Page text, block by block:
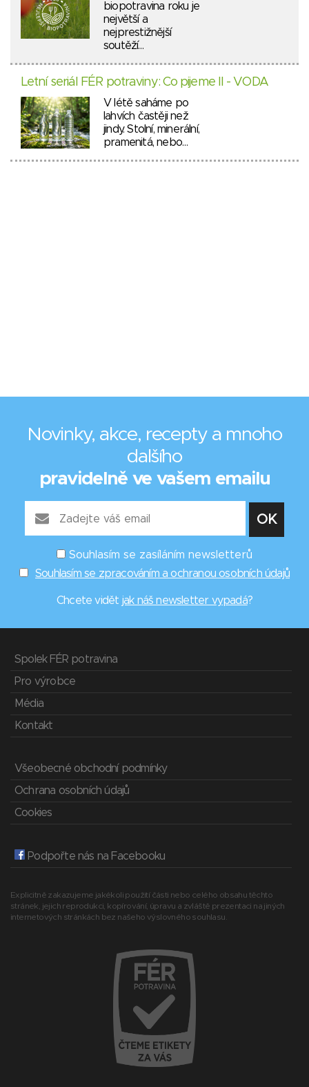
biopotravina roku je
největší a
nejprestižnější
soutěží…
Letní seriál FÉR potraviny: Co pijeme II - VODA
V létě saháme po
lahvích častěji než
jindy. Stolní, minerální,
pramenitá, nebo…
Novinky, akce, recepty a mnoho
dalšího
pravidelně ve vašem emailu
Souhlasím se zasíláním newsletterů
Souhlasím se zpracováním a ochranou osobních údajů
Chcete vidět jak náš newsletter vypadá?
Spolek FÉR potravina
Pro výrobce
Média
Kontakt
Všeobecné obchodní podmínky
Ochrana osobních údajů
Cookies
Podpořte nás na Facebooku
Explicitně zakazujeme jakékoli použití části nebo celého obsahu těchto
stránek, jejich reprodukci, kopírování, úpravu a zvláště prezentaci na jiných
internetových stránkách bez našeho výslovného souhlasu.